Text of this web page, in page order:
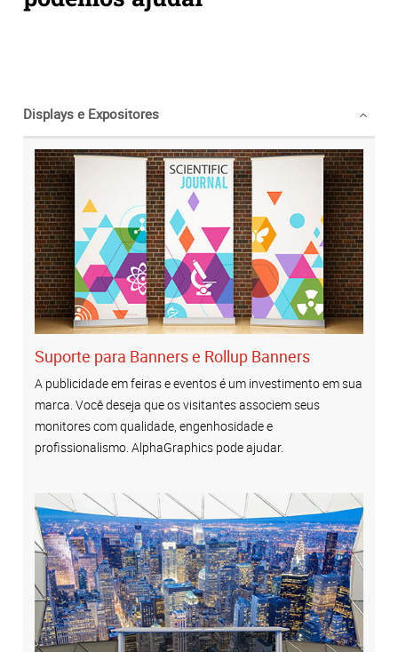
Displays e Expositores
Suporte para Banners e Rollup Banners
A publicidade em feiras e eventos é um investimento em sua
marca. Você deseja que os visitantes associem seus
monitores com qualidade, engenhosidade e
profissionalismo. AlphaGraphics pode ajudar.